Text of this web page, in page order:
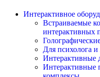
Интерактивное
Встраиваемые
интерактивных
Для психолога и
Интерактивные
Интерактивные